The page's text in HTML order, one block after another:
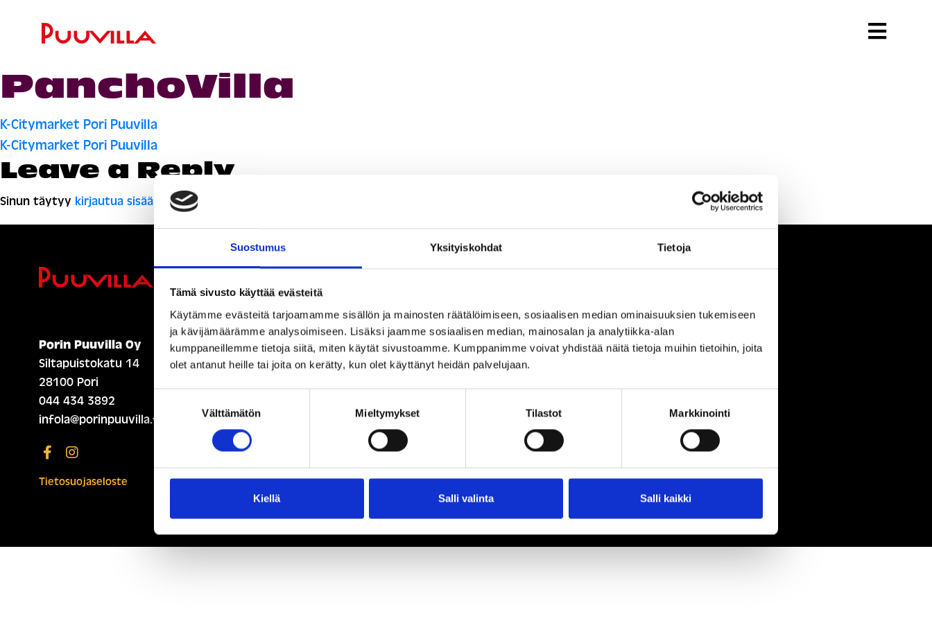
Suostumus Yksityiskohdat Tietoja
Tämä sivusto käyttää evästeitä
Käytämme evästeitä tarjoamamme sisällön ja mainosten räätälöimiseen, sosiaalisen median ominaisuuksien tukemiseen
ja kävijämäärämme analysoimiseen. Lisäksi jaamme sosiaalisen median, mainosalan ja analytiikka-alan
kumppaneillemme tietoja siitä, miten käytät sivustoamme. Kumppanimme voivat yhdistää näitä tietoja muihin tietoihin, joita
olet antanut heille tai joita on kerätty, kun olet käyttänyt heidän palvelujaan.
Välttämätön Mieltymykset Tilastot Markkinointi
Kiellä Salli valinta Salli kaikki
PanchoVilla
Artikkelien
selaus
K-Citymarket Pori Puuvilla
K-Citymarket Pori Puuvilla
Leave a Reply
Sinun täytyy kirjautua sisään kommentoidaksesi.
Porin Puuvilla Oy
Siltapuistokatu 14
28100 Pori
044 434 3892
infola@porinpuuvilla.fi
Tietosuojaseloste
ETUSIVU (ENGLISH)